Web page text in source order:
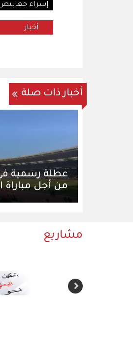
إسراء
أخبار
أخبار ذات صلة
عطلة رسمية
من أجل مباراة
مشاريع